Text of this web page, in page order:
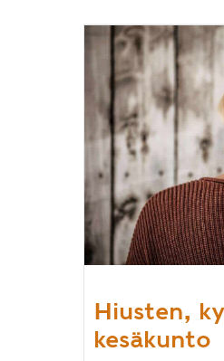
Hiusten,
kesäkunto